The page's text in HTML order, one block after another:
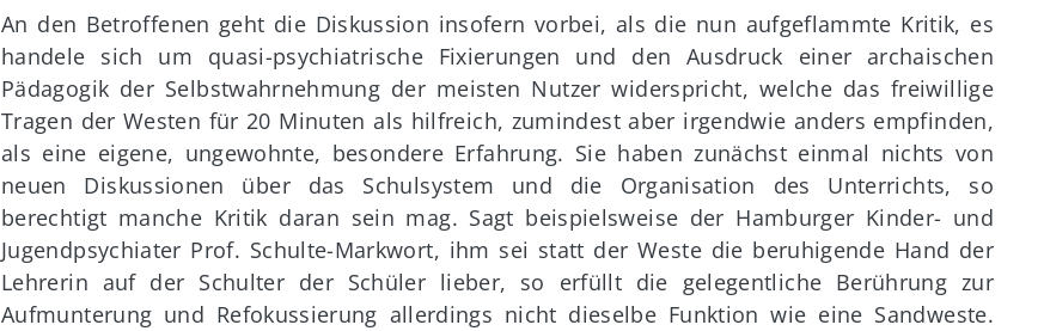
An den Betroffenen geht die Diskussion insofern vorbei, als die nun aufgeflammte Kritik, es
handele sich um quasi-psychiatrische Fixierungen und den Ausdruck einer archaischen
Pädagogik der Selbstwahrnehmung der meisten Nutzer widerspricht, welche das freiwillige
Tragen der Westen für 20 Minuten als hilfreich, zumindest aber irgendwie anders empfinden,
als eine eigene, ungewohnte, besondere Erfahrung. Sie haben zunächst einmal nichts von
neuen Diskussionen über das Schulsystem und die Organisation des Unterrichts, so
berechtigt manche Kritik daran sein mag. Sagt beispielsweise der Hamburger Kinder- und
Jugendpsychiater Prof. Schulte-Markwort, ihm sei statt der Weste die beruhigende Hand der
Lehrerin auf der Schulter der Schüler lieber, so erfüllt die gelegentliche Berührung zur
Aufmunterung und Refokussierung allerdings nicht dieselbe Funktion wie eine Sandweste.